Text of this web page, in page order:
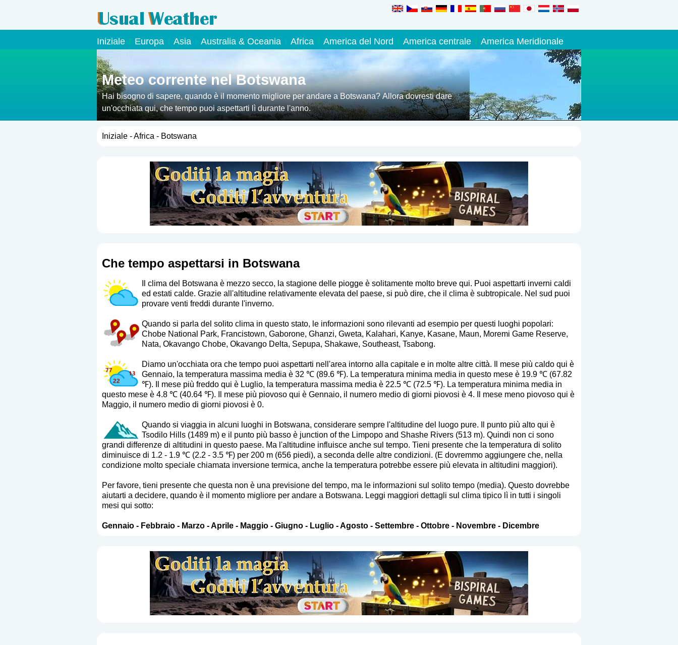
Iniziale Europa Asia Australia & Oceania Africa America del Nord America centrale America Meridionale
Meteo corrente nel Botswana
Hai bisogno di sapere, quando è il momento migliore per andare a Botswana? Allora dovresti dare
un'occhiata qui, che tempo puoi aspettarti lì durante l'anno.
Iniziale-Africa - Botswana
Che tempo aspettarsi in Botswana
Il clima del Botswana è mezzo secco, la stagione delle piogge è solitamente molto breve qui. Puoi aspettarti inverni caldi
ed estati calde. Grazie all'altitudine relativamente elevata del paese, si può dire, che il clima è subtropicale. Nel sud puoi
provare venti freddi durante l'inverno.
Quando si parla del solito clima in questo stato, le informazioni sono rilevanti ad esempio per questi luoghi popolari:
Chobe National Park, Francistown, Gaborone, Ghanzi, Gweta, Kalahari, Kanye, Kasane, Maun, Moremi Game Reserve,
Nata, Okavango Chobe, Okavango Delta, Sepupa, Shakawe, Southeast, Tsabong.
Diamo un'occhiata ora che tempo puoi aspettarti nell'area intorno alla capitale e in molte altre città. Il mese più caldo qui è
Gennaio, la temperatura massima media è 32 ℃ (89.6 ℉). La temperatura minima media in questo mese è 19.9 ℃ (67.82
℉). Il mese più freddo qui è Luglio, la temperatura massima media è 22.5 ℃ (72.5 ℉). La temperatura minima media in
questo mese è 4.8 ℃ (40.64 ℉). Il mese più piovoso qui è Gennaio, il numero medio di giorni piovosi è 4. Il mese meno piovoso qui è
Maggio, il numero medio di giorni piovosi è 0.
Quando si viaggia in alcuni luoghi in Botswana, considerare sempre l'altitudine del luogo pure. Il punto più alto qui è
Tsodilo Hills (1489 m) e il punto più basso è junction of the Limpopo and Shashe Rivers (513 m). Quindi non ci sono
grandi differenze di altitudini in questo paese. Ma l'altitudine influisce anche sul tempo. Tieni presente che la temperatura di solito
diminuisce di 1.2 - 1.9 ℃ (2.2 - 3.5 ℉) per 200 m (656 piedi), a seconda delle altre condizioni. (E dovremmo aggiungere che, nella
condizione molto speciale chiamata inversione termica, anche la temperatura potrebbe essere più elevata in altitudini maggiori).
Per favore, tieni presente che questa non è una previsione del tempo, ma le informazioni sul solito tempo (media). Questo dovrebbe
aiutarti a decidere, quando è il momento migliore per andare a Botswana. Leggi maggiori dettagli sul clima tipico lì in tutti i singoli
mesi qui sotto:
Gennaio- Febbraio- Marzo-Aprile- Maggio- Giugno- Luglio-Agosto- Settembre- Ottobre- Novembre- Dicembre